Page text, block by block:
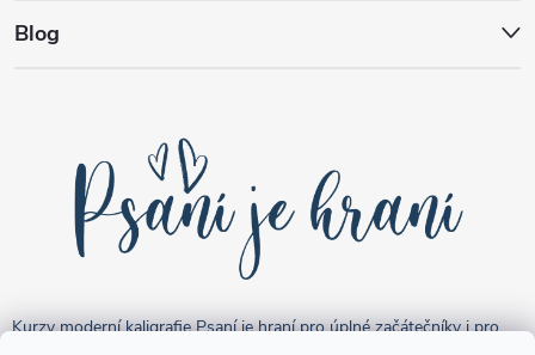
Blog
Kurzy moderní kaligrafie Psaní je hraní pro úplné začátečníky i pro